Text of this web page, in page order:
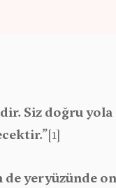
Siz doğru yola
[1]
yeryüzünde